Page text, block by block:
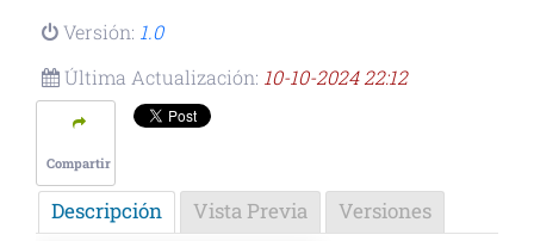
Versión: 1.0
Última Actualización: 10-10-2024 22:12
Compartir
Descripción Vista Previa Versiones